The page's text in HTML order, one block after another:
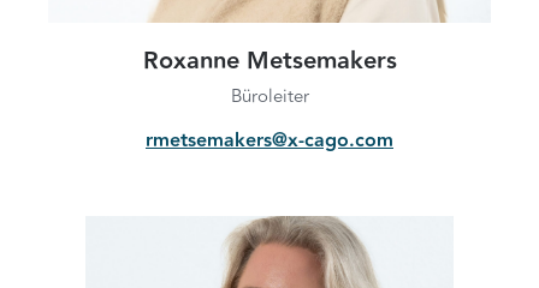
Roxanne Metsemakers
Büroleiter
rmetsemakers@x-cago.com